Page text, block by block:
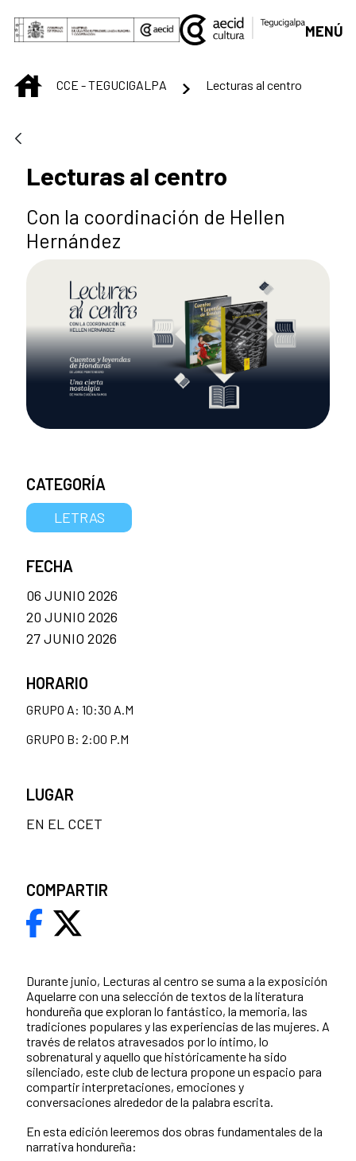
Saltar al contenido principal
MENÚ
INICIOCCE - TEGUCIGALPA Lecturas al centro
Lecturas al centro
Con la coordinación de Hellen
Hernández
Durante junio, Lecturas al centro se suma a la exposición
Aquelarre con una selección de textos de la literatura
hondureña que exploran lo fantástico, la memoria, las
tradiciones populares y las experiencias de las mujeres. A
través de relatos atravesados por lo íntimo, lo
sobrenatural y aquello que históricamente ha sido
silenciado, este club de lectura propone un espacio para
compartir interpretaciones, emociones y
conversaciones alrededor de la palabra escrita.
En esta edición leeremos dos obras fundamentales de la
narrativa hondureña:
CATEGORÍA
LETRAS
FECHA
06 JUNIO 2026
20 JUNIO 2026
27 JUNIO 2026
HORARIO
GRUPO A: 10:30 A.M
GRUPO B: 2:00 P.M
LUGAR
EN EL CCET
COMPARTIR